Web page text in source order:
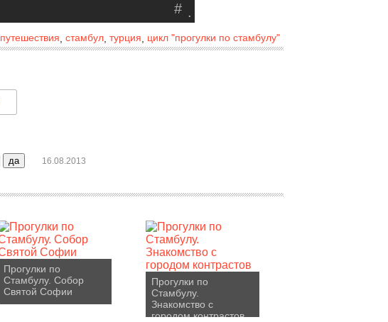
.
#
путешествия стамбул турция цикл "прогулки по стамбулу"
16.08.2013
Прогулки по
Стамбулу. Собор
Святой Софии
Прогулки по
Стамбулу.
Знакомство с
городом контрастов